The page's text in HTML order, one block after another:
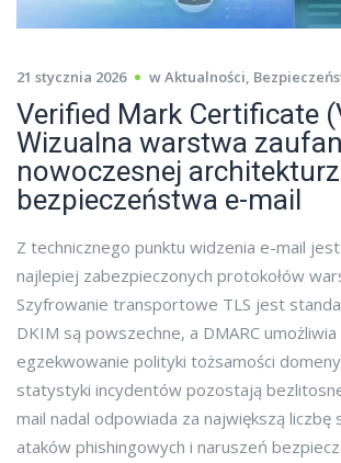
21 stycznia 2026 wAktualności,
Verified Mark Certificate
Wizualna warstwa
nowoczesnej
bezpieczeństwa e-mail
Z technicznego punktu widzenia e-mail
najlepiej zabezpieczonych protokołów
Szyfrowanie transportowe TLS jest
DKIM są powszechne, a DMARC
egzekwowanie polityki tożsamości
statystyki incydentów pozostają
mail nadal odpowiada za największą liczbę
ataków phishingowych i naruszeń